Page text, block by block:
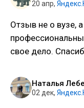
20 апр,
Отзыв не о вузе,
свое дело.
Наталья
02 дек,